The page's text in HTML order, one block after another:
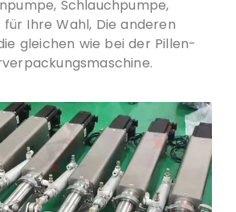
Schlauchpumpe,
Ihre Wahl, Die anderen
gleichen wie bei der Pillen-